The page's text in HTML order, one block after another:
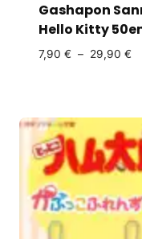
Gashapon
Hello Kitty
7,90 € – 29,90 €